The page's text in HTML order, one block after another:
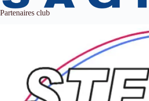
Partenaires club